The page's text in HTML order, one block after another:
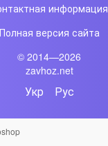
информация
Полная версия сайта
© 2014—2026
zavhoz.net
Укр Рус